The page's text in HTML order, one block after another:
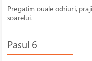
Pregatim ouale ochiuri,
soarelui.
Pasul 6